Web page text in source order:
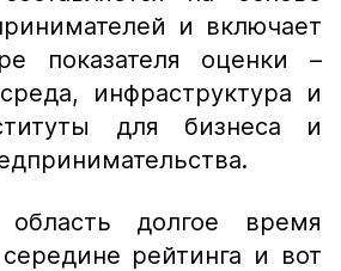
и включает
показателя оценки –
инфраструктура и
для бизнеса и
область долгое время
рейтинга и вот